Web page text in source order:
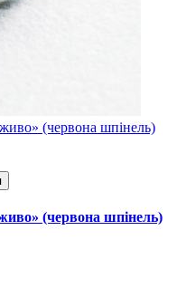
(червона шпінель)